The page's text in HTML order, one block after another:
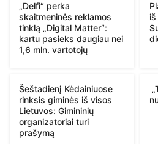
„Delfi“ perka
skaitmeninės reklamos
tinklą „Digital Matter“:
kartu pasieks daugiau nei
1,6 mln. vartotojų
Šeštadienį Kėdainiuose
rinksis giminės iš visos
Lietuvos: Gimininių
organizatoriai turi
prašymą